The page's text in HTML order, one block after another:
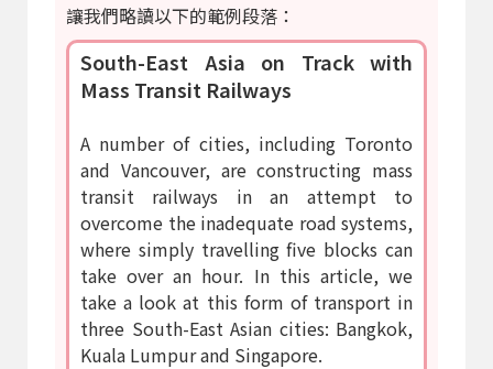
讓我們略讀以下的範例段落：
South-East Asia on Track with
Mass Transit Railways
A number of cities, including Toronto
and Vancouver, are constructing mass
transit railways in an attempt to
overcome the inadequate road systems,
where simply travelling five blocks can
take over an hour. In this article, we
take a look at this form of transport in
three South-East Asian cities: Bangkok,
Kuala Lumpur and Singapore.